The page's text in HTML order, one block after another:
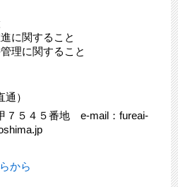
に関すること
理に関すること
）
７５４５番地 e-mail：fureai-
から